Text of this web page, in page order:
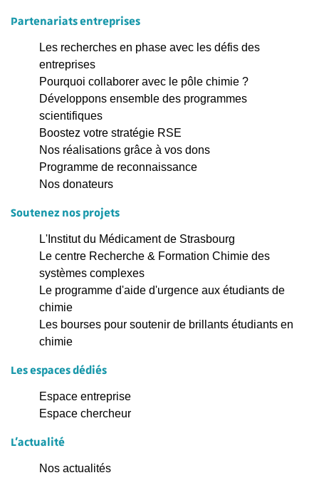
Partenariats entreprises
Les recherches en phase avec les défis des
entreprises
Pourquoi collaborer avec le pôle chimie ?
Développons ensemble des programmes
scientifiques
Boostez votre stratégie RSE
Nos réalisations grâce à vos dons
Programme de reconnaissance
Nos donateurs
Soutenez nos projets
L'Institut du Médicament de Strasbourg
Le centre Recherche & Formation Chimie des
systèmes complexes
Le programme d'aide d'urgence aux étudiants de
chimie
Les bourses pour soutenir de brillants étudiants en
chimie
Les espaces dédiés
Espace entreprise
Espace chercheur
L'actualité
Nos actualités